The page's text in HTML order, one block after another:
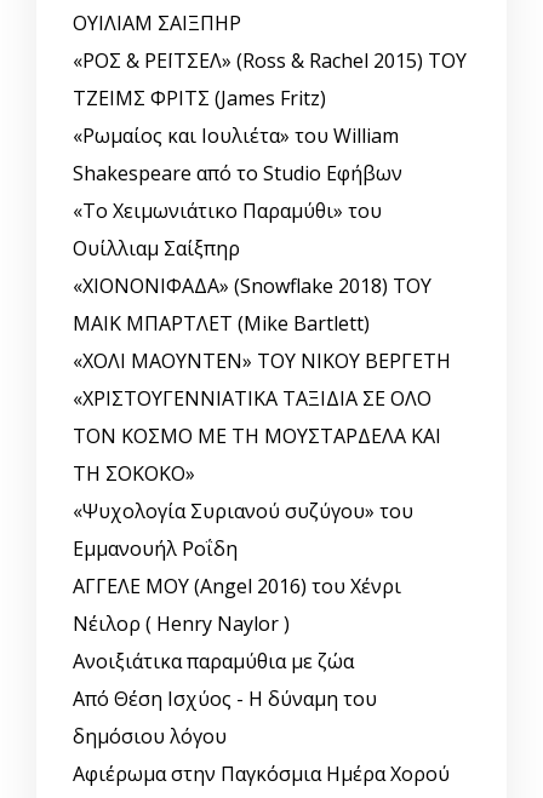
ΟΥΙΛΙΑΜ ΣΑΙΞΠΗΡ
«ΡΟΣ & ΡΕΪΤΣΕΛ» (Ross & Rachel 2015) ΤΟΥ
ΤΖΕΙΜΣ ΦΡΙΤΣ (James Fritz)
«Ρωμαίος και Ιουλιέτα» του William
Shakespeare από το Studio Εφήβων
«Το Χειμωνιάτικο Παραμύθι» του
Ουίλλιαμ Σαίξπηρ
«ΧΙΟΝΟΝΙΦΑΔΑ» (Snowflake 2018) ΤΟΥ
ΜΑΙΚ ΜΠΑΡΤΛΕΤ (Mike Bartlett)
«ΧΟΛΙ ΜΑΟΥΝΤΕΝ» ΤΟΥ ΝΙΚΟΥ ΒΕΡΓΕΤΗ
«ΧΡΙΣΤΟΥΓΕΝΝΙΑΤΙΚΑ ΤΑΞΙΔΙΑ ΣΕ ΟΛΟ
ΤΟΝ ΚΟΣΜΟ ΜΕ ΤΗ ΜΟΥΣΤΑΡΔΕΛΑ ΚΑΙ
ΤΗ ΣΟΚΟΚΟ»
«Ψυχολογία Συριανού συζύγου» του
Εμμανουήλ Ροΐδη
ΑΓΓΕΛΕ ΜΟΥ (Angel 2016) του Χένρι
Νέιλορ ( Henry Naylor )
Ανοιξιάτικα παραμύθια με ζώα
Από Θέση Ισχύος - Η δύναμη του
δημόσιου λόγου
Αφιέρωμα στην Παγκόσμια Ημέρα Χορού